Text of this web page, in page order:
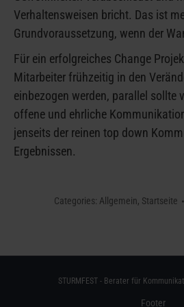
Verhaltensweisen bricht. Das ist
Grundvoraussetzung, wenn der
Für ein erfolgreiches Change
Mitarbeiter frühzeitig in den
einbezogen werden, parallel sollte
offene und ehrliche
jenseits der reinen top down
Ergebnissen.
Categories: Allgemein, Startseite
STURMFEST - Berater für
Footer